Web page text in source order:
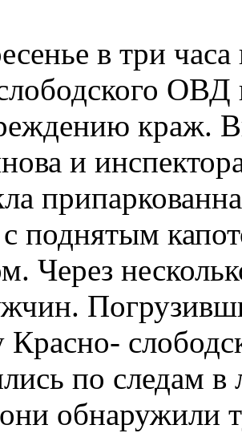
в три
ОВД
краж.
и
поднятым
Через
Красно-
по следам в
обнаружили